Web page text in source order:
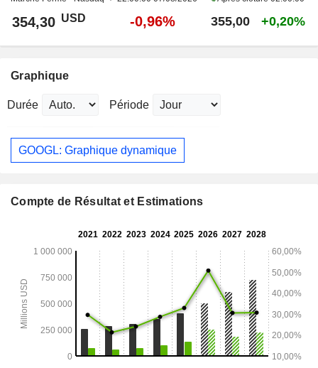
354,30 USD -0,96% 355,00 +0,20%
Graphique
Durée Période
GOOGL: Graphique dynamique
Compte de Résultat et Estimations